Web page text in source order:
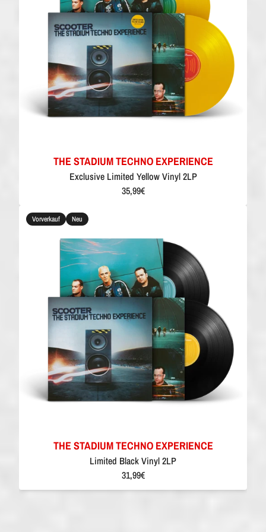
THE STADIUM TECHNO EXPERIENCE
Exclusive Limited Yellow Vinyl 2LP
35,99€
THE STADIUM TECHNO EXPERIENCE
Limited Black Vinyl 2LP
31,99€
Vorverkauf Neu